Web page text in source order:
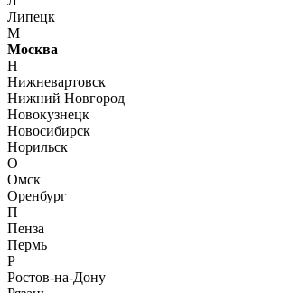
Липецк
М
Москва
Н
Нижневартовск
Нижний Новгород
Новокузнецк
Новосибирск
Норильск
О
Омск
Оренбург
П
Пенза
Пермь
Р
Ростов-на-Дону